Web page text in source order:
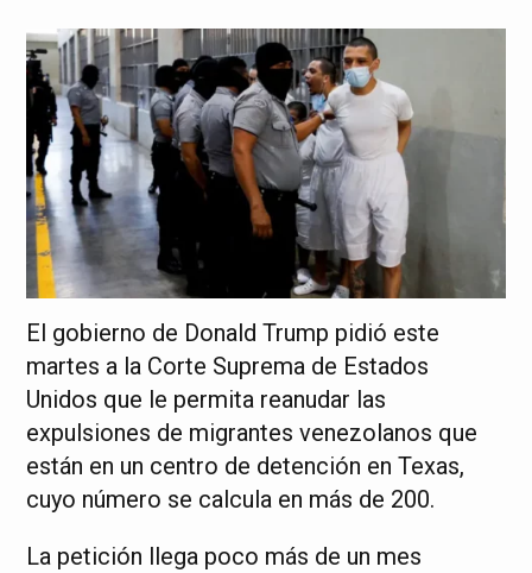
El gobierno de Donald Trump pidió este
martes a la Corte Suprema de Estados
Unidos que le permita reanudar las
expulsiones de migrantes venezolanos que
están en un centro de detención en Texas,
cuyo número se calcula en más de 200.
La petición llega poco más de un mes